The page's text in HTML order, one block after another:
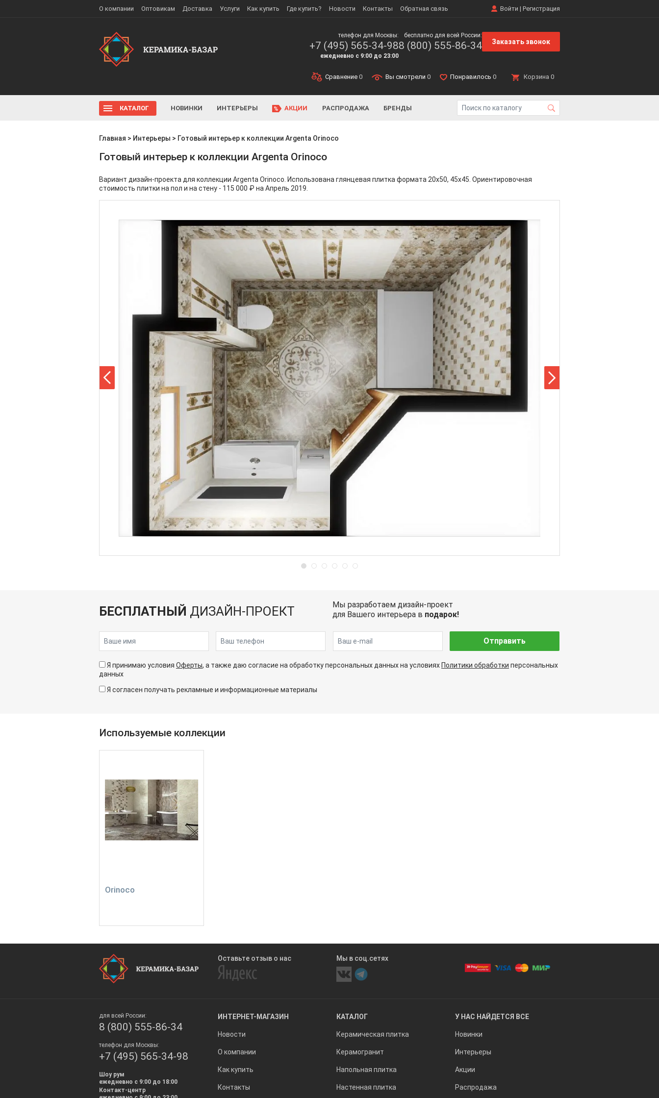
Войти | Регистрация
О компании Оптовикам Доставка Услуги Как купить Где купить? Новости Контакты Обратная связь
телефон для Москвы:
+7 (495) 565-34-98
ежедневно с 9:00 до 23:00
бесплатно для всей России:
8 (800) 555-86-34 Заказать звонок
Сравнение 0 Вы смотрели 0 Понравилось 0 Корзина 0
КАТАЛОГ НОВИНКИ ИНТЕРЬЕРЫ АКЦИИ РАСПРОДАЖА БРЕНДЫ
Главная > Интерьеры > Готовый интерьер к коллекции Argenta Orinoco
Готовый интерьер к коллекции Argenta Orinoco
Вариант дизайн-проекта для коллекции Argenta Orinoco. Использована глянцевая плитка формата 20x50, 45x45. Ориентировочная
стоимость плитки на пол и на стену - 115 000 ₽ на Апрель 2019.
БЕСПЛАТНЫЙ ДИЗАЙН-ПРОЕКТ
Мы разработаем дизайн-проект
для Вашего интерьера в подарок!
Отправить
Я принимаю условия Оферты, а также даю согласие на обработку персональных данных на условиях Политики обработки персональных
данных
Я согласен получать рекламные и информационные материалы
Используемые коллекции
Orinoco
Оставьте отзыв о нас Мы в соц.сетях
для всей России:
8 (800) 555-86-34
телефон для Москвы:
+7 (495) 565-34-98
Шоу рум
ежедневно с 9:00 до 18:00
Контакт-центр
ИНТЕРНЕТ-МАГАЗИН
Новости
О компании
Как купить
Контакты
КАТАЛОГ
Керамическая плитка
Керамогранит
Напольная плитка
Настенная плитка
У НАС НАЙДЕТСЯ ВСЕ
Новинки
Интерьеры
Акции
Распродажа